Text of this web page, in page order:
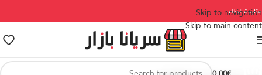
Skip to navigation
Skip to main content
متابعة الطلب